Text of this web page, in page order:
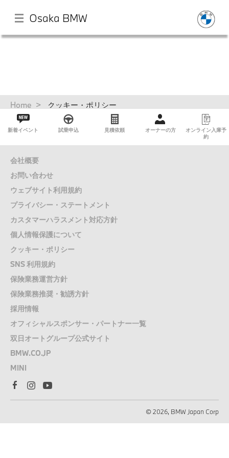
ン
TOP
店舗一覧
試乗申込
モデル一覧
イベント・キャンペーン
ご購入に際して
アフターサービス
認定中古車
FAN & FUN
Osaka BMW
パ
ン
ず
Home クッキー・ポリシー
新着イベント 試乗申込 見積依頼 オーナーの方
オンライン入庫予
約
会社概要
お問い合わせ
ウェブサイト利用規約
プライバシー・ステートメント
カスタマーハラスメント対応方針
個人情報保護について
クッキー・ポリシー
SNS 利用規約
保険業務運営方針
保険業務推奨・勧誘方針
採用情報
オフィシャルスポンサー・パートナー一覧
双日オートグループ公式サイト
BMW.CO.JP
MINI
© 2026, BMW Japan Corp